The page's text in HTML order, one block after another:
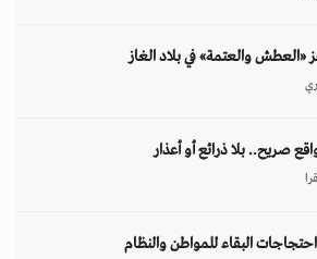
«العطش والعتمة» في بلاد الغاز
صريح.. بلا ذرائع أو أعذار
احتجاجات البقاء للمواطن والنظام